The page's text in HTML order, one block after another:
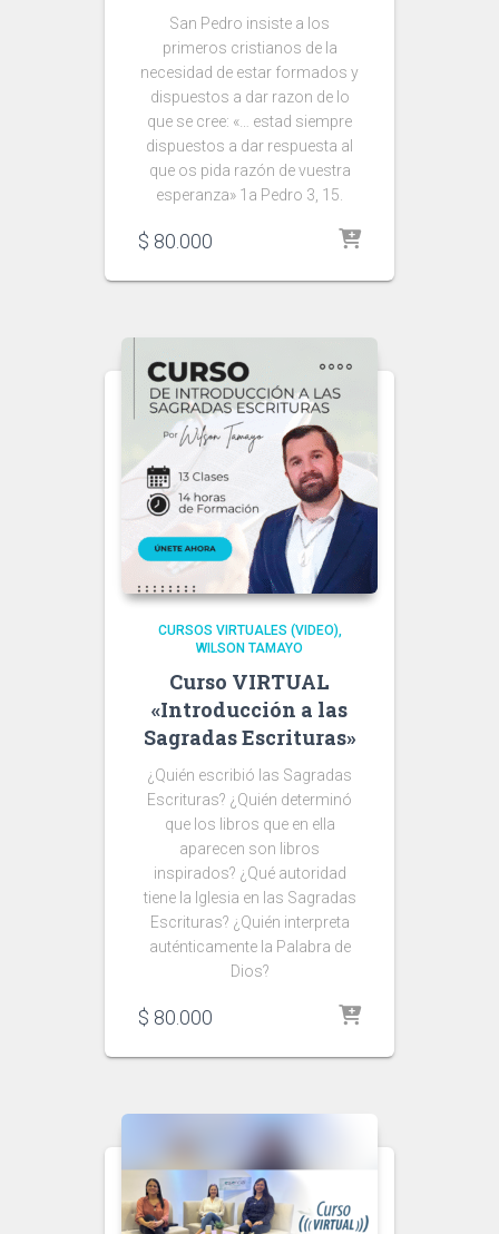
San Pedro insiste a los
primeros cristianos de la
necesidad de estar formados y
dispuestos a dar razon de lo
que se cree: «… estad siempre
dispuestos a dar respuesta al
que os pida razón de vuestra
esperanza» 1a Pedro 3, 15.
$ 80.000
CURSOS VIRTUALES (VIDEO)
WILSON TAMAYO
Curso VIRTUAL
«Introducción a las
Sagradas Escrituras»
¿Quién escribió las Sagradas
Escrituras? ¿Quién determinó
que los libros que en ella
aparecen son libros
inspirados? ¿Qué autoridad
tiene la Iglesia en las Sagradas
Escrituras? ¿Quién interpreta
auténticamente la Palabra de
Dios?
$ 80.000